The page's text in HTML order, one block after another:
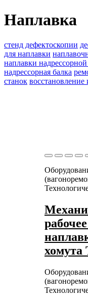
Наплавка
стенд дефектоскопии
для наплавки
наплавки
надрессорная балка
станок
хомута